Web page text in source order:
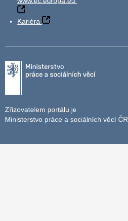
Kariéra
Zřizovatelem portálu je
Ministerstvo práce a sociálních věcí ČR